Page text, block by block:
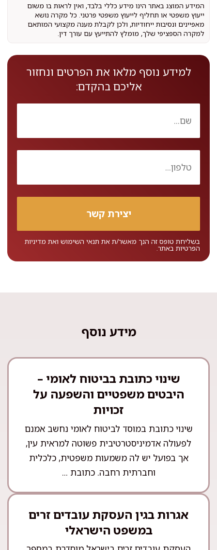
המידע המוצג באתר הינו מידע כללי בלבד, ואין לראות בו משום
ייעוץ משפטי או תחליף לייעוץ משפטי פרטני. כל מקרה נושא
מאפיינים ונסיבות ייחודיות, ולכן לקבלת מענה מקצועי המותאם
למקרה הספציפי שלך, מומלץ להתייעץ עם עורך דין.
למידע נוסף מלאו את הפרטים ונחזור
אליכם בהקדם:
בשליחת טופס זה הנך מאשר/ת את תנאי השימוש ואת מדיניות
הפרטיות באתר.
מידע נוסף
שינוי כתובת בביטוח לאומי –
היבטים משפטיים והשפעה על
זכויות
שינוי כתובת במוסד לביטוח לאומי נחשב אמנם
לפעולה אדמיניסטרטיבית פשוטה למראית עין,
אך בפועל יש לה משמעות משפטית, כלכלית
וחברתית רחבה. כתובת ...
אגרות בגין העסקת עובדים זרים
במשפט הישראלי